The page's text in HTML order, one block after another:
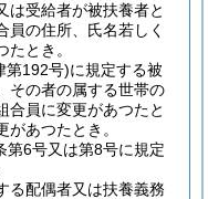
は受給者が被扶養者と
員の住所、氏名若しく
とき。
第192号)に規定する被
その者の属する世帯の
合員に変更があつたと
あつたとき。
第6号又は第8号に規定
る配偶者又は扶養義務